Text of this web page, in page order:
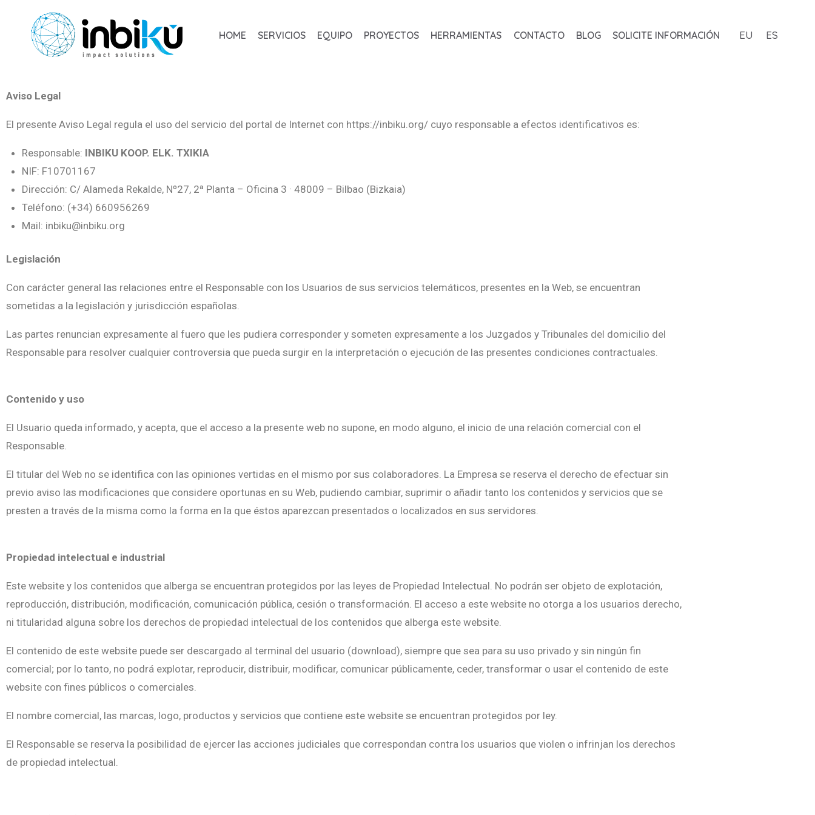
HOME SERVICIOS EQUIPO PROYECTOS HERRAMIENTAS CONTACTO BLOG SOLICITE INFORMACIÓN EU ES
Aviso Legal
El presente Aviso Legal regula el uso del servicio del portal de Internet con https://inbiku.org/ cuyo responsable a efectos identificativos es:
Responsable: INBIKU KOOP. ELK. TXIKIA
NIF: F10701167
Dirección: C/ Alameda Rekalde, Nº27, 2ª Planta – Oficina 3 · 48009 – Bilbao (Bizkaia)
Teléfono: (+34) 660956269
Mail: inbiku@inbiku.org
Legislación
Con carácter general las relaciones entre el Responsable con los Usuarios de sus servicios telemáticos, presentes en la Web, se encuentran
sometidas a la legislación y jurisdicción españolas.
Las partes renuncian expresamente al fuero que les pudiera corresponder y someten expresamente a los Juzgados y Tribunales del domicilio del
Responsable para resolver cualquier controversia que pueda surgir en la interpretación o ejecución de las presentes condiciones contractuales.
Contenido y uso
El Usuario queda informado, y acepta, que el acceso a la presente web no supone, en modo alguno, el inicio de una relación comercial con el
Responsable.
El titular del Web no se identifica con las opiniones vertidas en el mismo por sus colaboradores. La Empresa se reserva el derecho de efectuar sin
previo aviso las modificaciones que considere oportunas en su Web, pudiendo cambiar, suprimir o añadir tanto los contenidos y servicios que se
presten a través de la misma como la forma en la que éstos aparezcan presentados o localizados en sus servidores.
Propiedad intelectual e industrial
Este website y los contenidos que alberga se encuentran protegidos por las leyes de Propiedad Intelectual. No podrán ser objeto de explotación,
reproducción, distribución, modificación, comunicación pública, cesión o transformación. El acceso a este website no otorga a los usuarios derecho,
ni titularidad alguna sobre los derechos de propiedad intelectual de los contenidos que alberga este website.
El contenido de este website puede ser descargado al terminal del usuario (download), siempre que sea para su uso privado y sin ningún fin
comercial; por lo tanto, no podrá explotar, reproducir, distribuir, modificar, comunicar públicamente, ceder, transformar o usar el contenido de este
website con fines públicos o comerciales.
El nombre comercial, las marcas, logo, productos y servicios que contiene este website se encuentran protegidos por ley.
El Responsable se reserva la posibilidad de ejercer las acciones judiciales que correspondan contra los usuarios que violen o infrinjan los derechos
de propiedad intelectual.